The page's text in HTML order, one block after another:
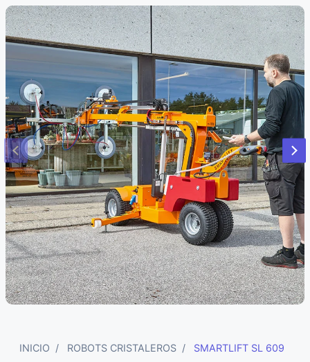
INICIO ROBOTS CRISTALEROS SMARTLIFT SL 609